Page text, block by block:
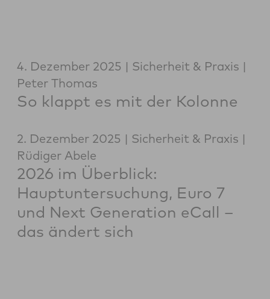
4. Dezember 2025
Sicherheit & Praxis
Peter Thomas
So klappt es mit der Kolonne
2. Dezember 2025
Sicherheit & Praxis
Rüdiger Abele
2026 im Überblick:
Hauptuntersuchung, Euro 7
und Next Generation eCall –
das ändert sich